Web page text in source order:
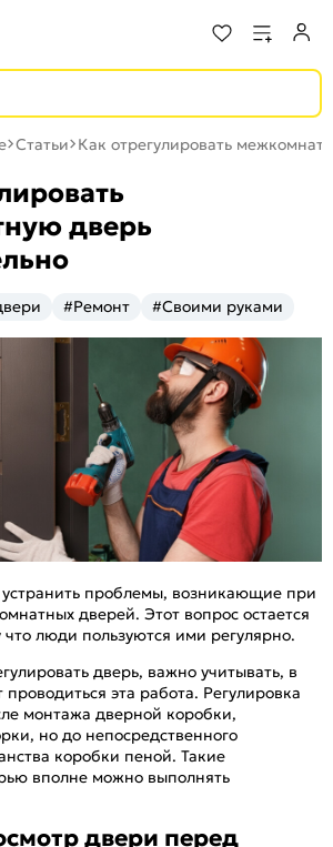
Статьи Как отрегулировать
дверь
#Ремонт #Своими руками
проблемы, возникающие при
дверей. Этот вопрос остается
люди пользуются ими регулярно.
дверь, важно учитывать, в
эта работа. Регулировка
монтажа дверной коробки,
но до непосредственного
коробки пеной. Такие
вполне можно выполнять
двери перед